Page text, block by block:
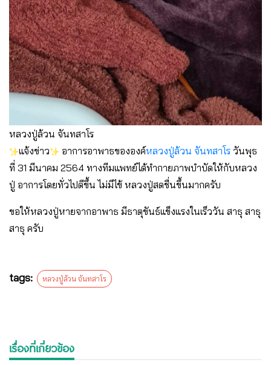
หลวงปู่ล้วน จันทสาโร
แจ้งข่าว
อาการอาพาธขององค์หลวงปู่ล้วน จันทสาโร วันพุธ
ที่ 31 มีนาคม 2564 ทางทีมแพทย์ได้ทำกายภาพบำบัดให้กับหลวง
ปู่ อาการโดยทั่วไปดีขึ้น ไม่มีไข้ หลวงปู่สดชื่นขึ้นมากครับ
ขอให้หลวงปู่หายจากอาพาธ มีธาตุขันธ์แข็งแรงในเร็ววัน สาธุ สาธุ
สาธุ ครับ
tags: หลวงปู่ล้วน จันทสาโร
เรื่องที่เกี่ยวข้อง